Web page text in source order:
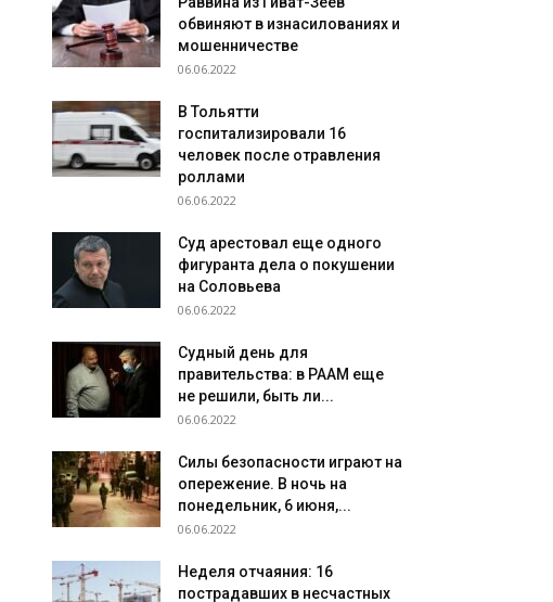
обвиняют в изнасилованиях и
мошенничестве
06.06.2022
В Тольятти
госпитализировали 16
человек после отравления
роллами
06.06.2022
Суд арестовал еще одного
фигуранта дела о покушении
на Соловьева
06.06.2022
Судный день для
правительства: в РААМ еще
не решили, быть ли...
06.06.2022
Силы безопасности играют на
опережение. В ночь на
понедельник, 6 июня,...
06.06.2022
Неделя отчаяния: 16
пострадавших в несчастных